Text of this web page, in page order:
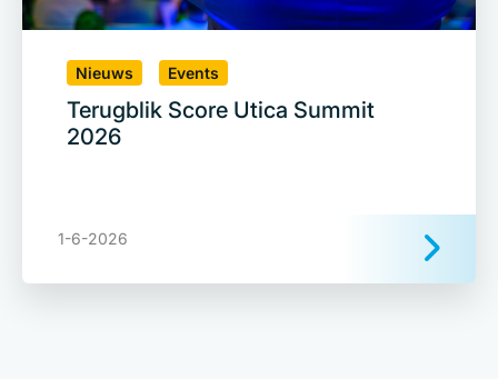
Nieuws Events
Terugblik Score Utica Summit
2026
1-6-2026